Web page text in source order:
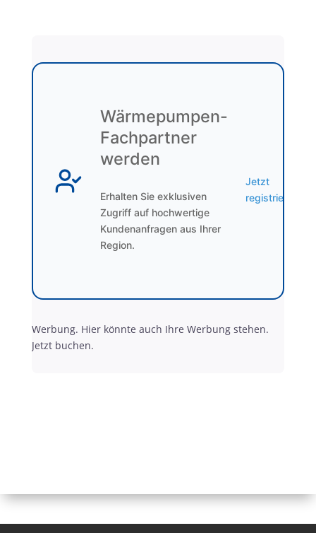
Wärmepumpen-
Fachpartner
werden
Erhalten Sie exklusiven
Zugriff auf hochwertige
Kundenanfragen aus Ihrer
Region.
Jetzt
registrieren
Werbung. Hier könnte auch Ihre Werbung stehen.
Jetzt buchen.